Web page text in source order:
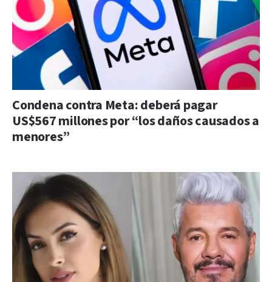
Condena contra Meta: deberá pagar
US$567 millones por “los daños causados a
menores”